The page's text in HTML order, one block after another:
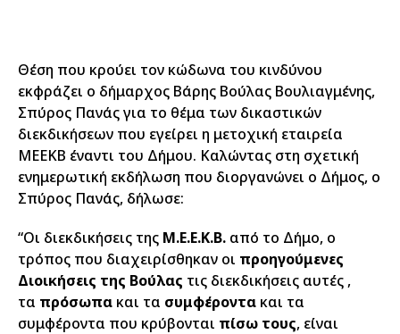
Θέση που κρούει τον κώδωνα του κινδύνου
εκφράζει ο δήμαρχος Βάρης Βούλας Βουλιαγμένης,
Σπύρος Πανάς για το θέμα των δικαστικών
διεκδικήσεων που εγείρει η μετοχική εταιρεία
ΜΕΕΚΒ έναντι του Δήμου. Καλώντας στη σχετική
ενημερωτική εκδήλωση που διοργανώνει ο Δήμος, ο
Σπύρος Πανάς, δήλωσε:
“Οι διεκδικήσεις της Μ.Ε.Ε.Κ.Β. από το Δήμο, ο
τρόπος που διαχειρίσθηκαν οι προηγούμενες
Διοικήσεις της Βούλας τις διεκδικήσεις αυτές ,
τα πρόσωπα και τα συμφέροντα και τα
συμφέροντα που κρύβονται πίσω τους, είναι